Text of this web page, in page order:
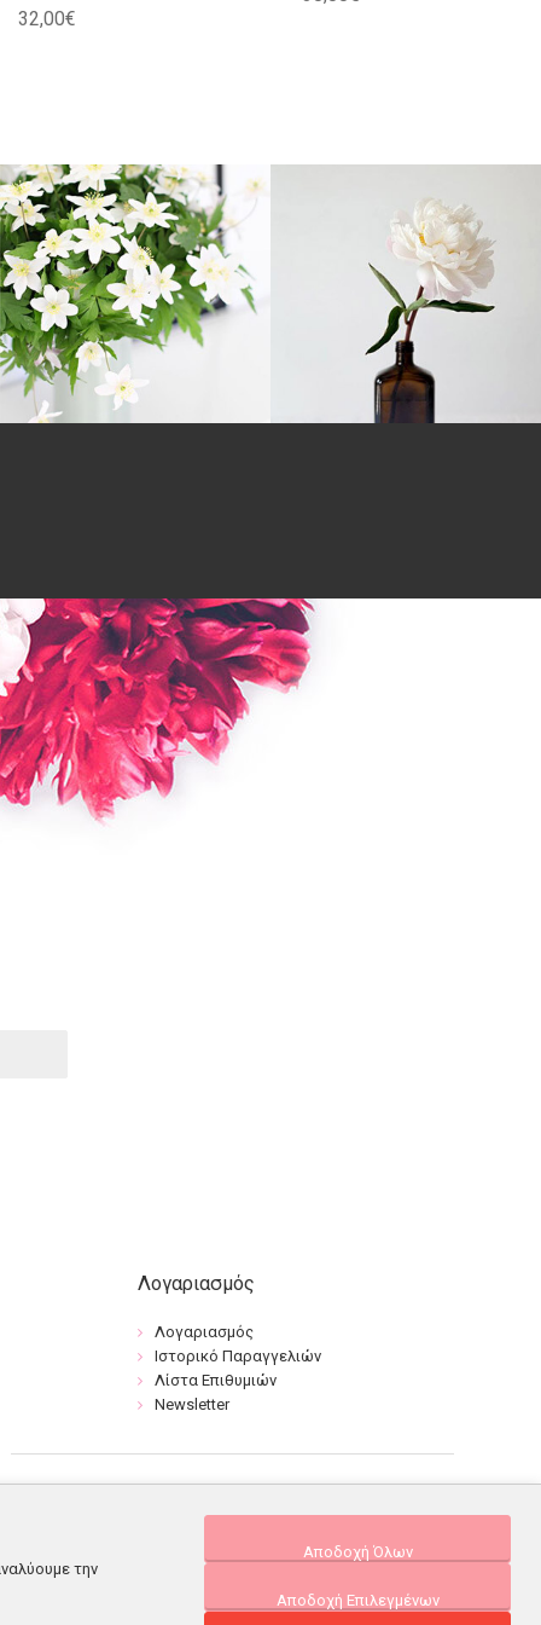
32,00€
Λογαριασμός
Λογαριασμός
Ιστορικό Παραγγελιών
Λίστα Επιθυμιών
Newsletter
την
Αποδοχή Όλων
Αποδοχή Επιλεγμένων